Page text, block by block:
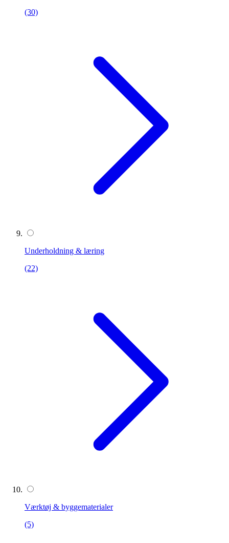
(30)
Underholdning & læring
(22)
Værktøj & byggematerialer
(5)